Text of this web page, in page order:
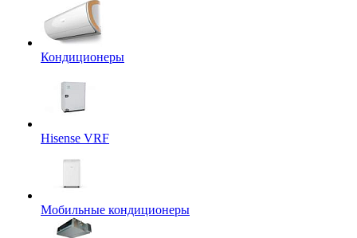
Кондиционеры
Hisense VRF
Мобильные кондиционеры